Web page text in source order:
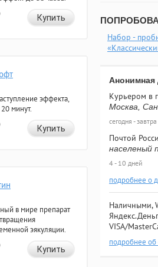
Купить
эффекта,
минут.
Купить
в мире препарат
эякуляции.
Купить
Набор -
Анонимная
Курьером в
Москва,
сегодня - завтра
Почтой
населеный
4 - 10 дней
подробнее о
Наличными,
VISA/
подробнее об